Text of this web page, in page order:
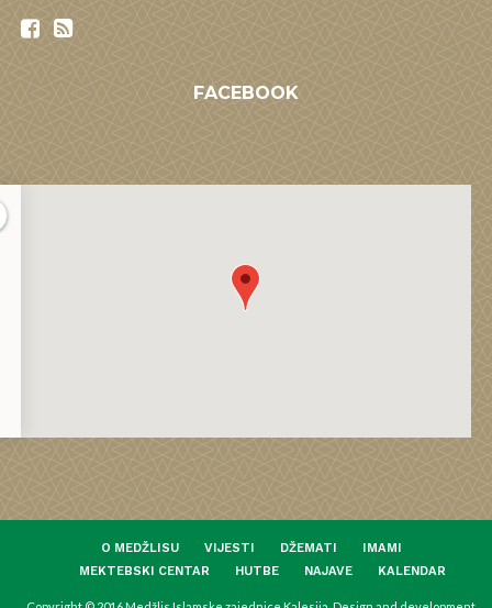
FACEBOOK
O MEDŽLISU VIJESTI DŽEMATI
IMAMI
MEKTEBSKI CENTAR
HUTBE NAJAVE KALENDAR